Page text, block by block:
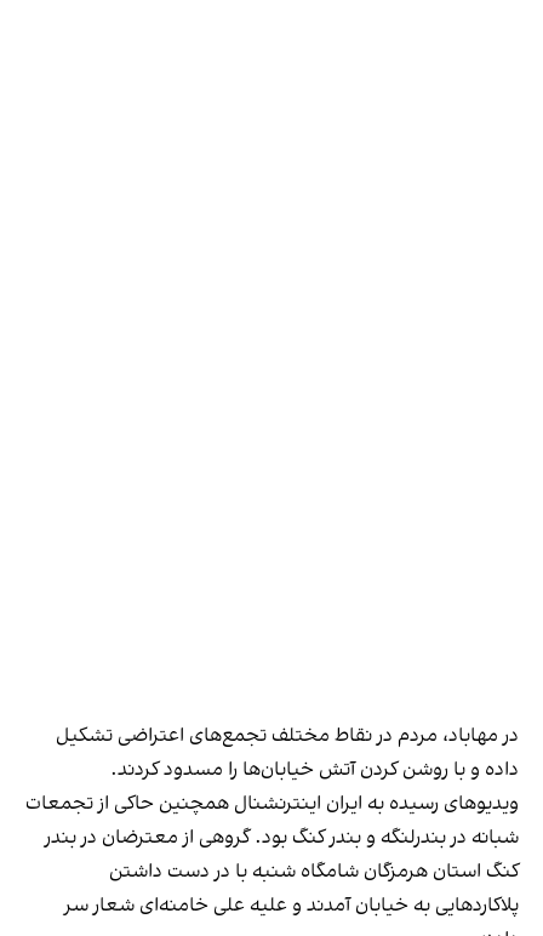
در مهاباد، مردم در نقاط مختلف تجمع‌های اعتراضی تشکیل
داده و با روشن کردن آتش خیابان‌ها را مسدود کردند.
ویدیو‌های رسیده به ایران اینترنشنال همچنین حاکی از تجمعات
شبانه در بندرلنگه و بندر کنگ بود. گروهی از معترضان در بندر
کنگ استان هرمزگان شامگاه شنبه با در دست داشتن
پلاکاردهایی به خیابان آمدند و علیه علی خامنه‌ای شعار سر